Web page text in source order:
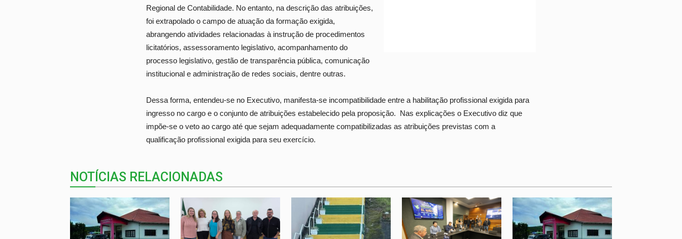
Regional de Contabilidade. No entanto, na descrição das atribuições,
foi extrapolado o campo de atuação da formação exigida,
abrangendo atividades relacionadas à instrução de procedimentos
licitatórios, assessoramento legislativo, acompanhamento do
processo legislativo, gestão de transparência pública, comunicação
institucional e administração de redes sociais, dentre outras.
Dessa forma, entendeu-se no Executivo, manifesta-se incompatibilidade entre a habilitação profissional exigida para
ingresso no cargo e o conjunto de atribuições estabelecido pela proposição. Nas explicações o Executivo diz que
impõe-se o veto ao cargo até que sejam adequadamente compatibilizadas as atribuições previstas com a
qualificação profissional exigida para seu exercício.
NOTÍCIAS RELACIONADAS